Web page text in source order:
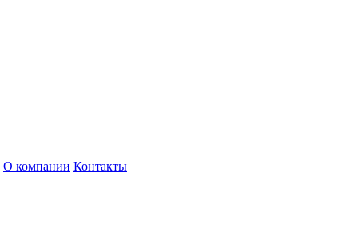
О компании Контакты